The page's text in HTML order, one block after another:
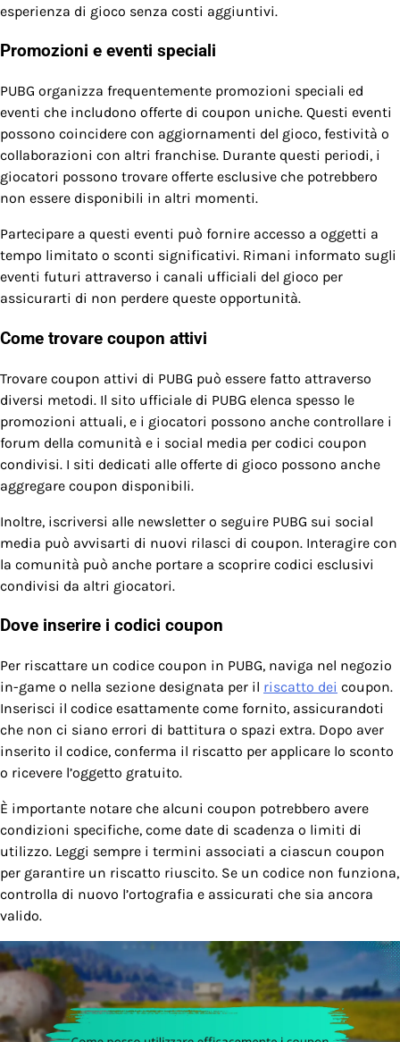
esperienza di gioco senza costi aggiuntivi.
Promozioni e eventi speciali
PUBG organizza frequentemente promozioni speciali ed
eventi che includono offerte di coupon uniche. Questi eventi
possono coincidere con aggiornamenti del gioco, festività o
collaborazioni con altri franchise. Durante questi periodi, i
giocatori possono trovare offerte esclusive che potrebbero
non essere disponibili in altri momenti.
Partecipare a questi eventi può fornire accesso a oggetti a
tempo limitato o sconti significativi. Rimani informato sugli
eventi futuri attraverso i canali ufficiali del gioco per
assicurarti di non perdere queste opportunità.
Come trovare coupon attivi
Trovare coupon attivi di PUBG può essere fatto attraverso
diversi metodi. Il sito ufficiale di PUBG elenca spesso le
promozioni attuali, e i giocatori possono anche controllare i
forum della comunità e i social media per codici coupon
condivisi. I siti dedicati alle offerte di gioco possono anche
aggregare coupon disponibili.
Inoltre, iscriversi alle newsletter o seguire PUBG sui social
media può avvisarti di nuovi rilasci di coupon. Interagire con
la comunità può anche portare a scoprire codici esclusivi
condivisi da altri giocatori.
Dove inserire i codici coupon
Per riscattare un codice coupon in PUBG, naviga nel negozio
in-game o nella sezione designata per il riscatto dei coupon.
Inserisci il codice esattamente come fornito, assicurandoti
che non ci siano errori di battitura o spazi extra. Dopo aver
inserito il codice, conferma il riscatto per applicare lo sconto
o ricevere l’oggetto gratuito.
È importante notare che alcuni coupon potrebbero avere
condizioni specifiche, come date di scadenza o limiti di
utilizzo. Leggi sempre i termini associati a ciascun coupon
per garantire un riscatto riuscito. Se un codice non funziona,
controlla di nuovo l’ortografia e assicurati che sia ancora
valido.